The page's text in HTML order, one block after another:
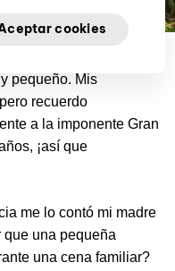
pequeño. Mis
recuerdo
a la imponente Gran
¡así que
me lo contó mi madre
que una pequeña
una cena familiar?
cookies